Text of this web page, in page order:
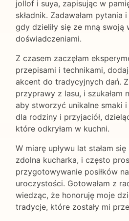
jollof i suya, zapisując w
składnik. Zadawałam pytania i
gdy dzieliły się ze mną swoją
doświadczeniami.
Z czasem zaczęłam
przepisami i technikami,
akcent do tradycyjnych dań.
przyprawy z lasu, i szukałam
aby stworzyć unikalne smaki i
dla rodziny i przyjaciół,
które odkryłam w kuchni.
W miarę upływu lat stałam
zdolna kucharka, i często
przygotowywanie posiłków
uroczystości. Gotowałam z
wiedząc, że honoruję moje
tradycje, które zostały mi